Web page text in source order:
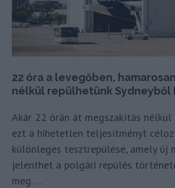
22 óra a levegőben,
nélkül repülhetünk Sydneyből
Akár 22 órán át megszakítás nélkül
ezt a hihetetlen teljesítményt
különleges tesztrepülése, amely új
jelenthet a polgári repülés
meg …